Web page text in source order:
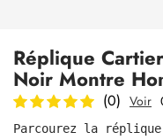
Réplique
Noir Montre
(0) Voir
Parcourez la